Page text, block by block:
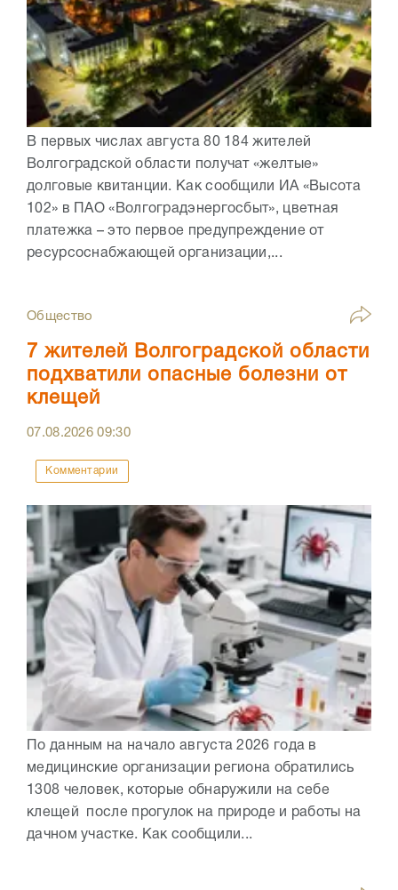
В первых числах августа 80 184 жителей
Волгоградской области получат «желтые»
долговые квитанции. Как сообщили ИА «Высота
102» в ПАО «Волгоградэнергосбыт», цветная
платежка – это первое предупреждение от
ресурсоснабжающей организации,...
Общество
7 жителей Волгоградской области
подхватили опасные болезни от
клещей
07.08.202609:30
Комментарии
По данным на начало августа 2026 года в
медицинские организации региона обратились
1308 человек, которые обнаружили на себе
клещей после прогулок на природе и работы на
дачном участке. Как сообщили...